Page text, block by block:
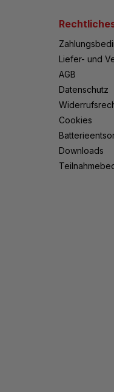
Liefer- und
AGB
Datenschutz
Cookies
Downloads